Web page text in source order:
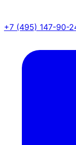
+7 (495) 147-90-